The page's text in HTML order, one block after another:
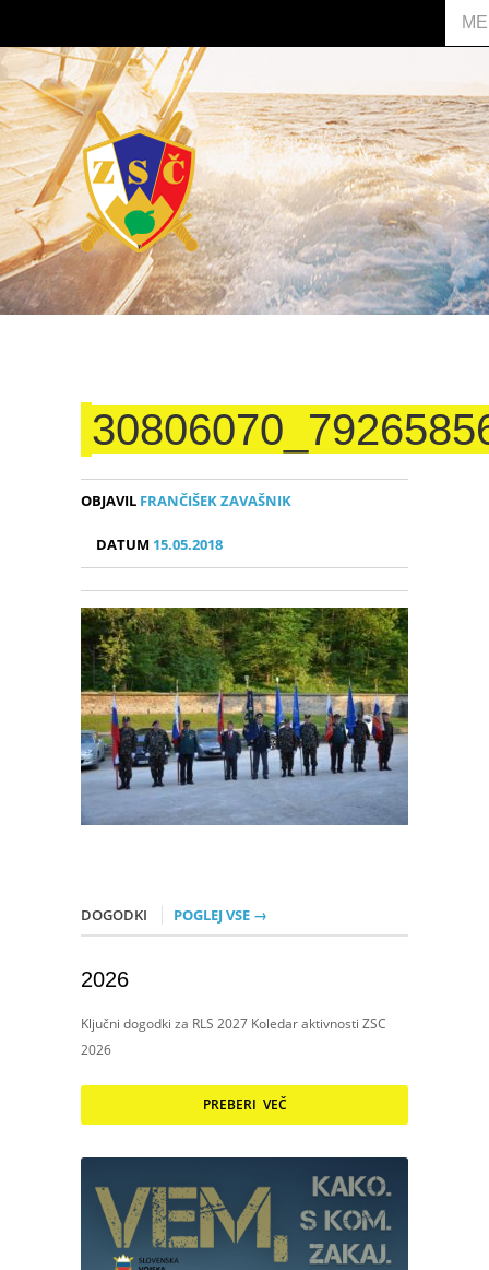
OBJAVIL FRANČIŠEK ZAVAŠNIK
DATUM 15.05.2018
DOGODKI POGLEJ VSE →
2026
Ključni dogodki za RLS 2027 Koledar aktivnosti ZSC
2026
PREBERI VEČ